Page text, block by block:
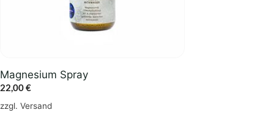
Magnesium Spray
22,00€
zzgl. Versand